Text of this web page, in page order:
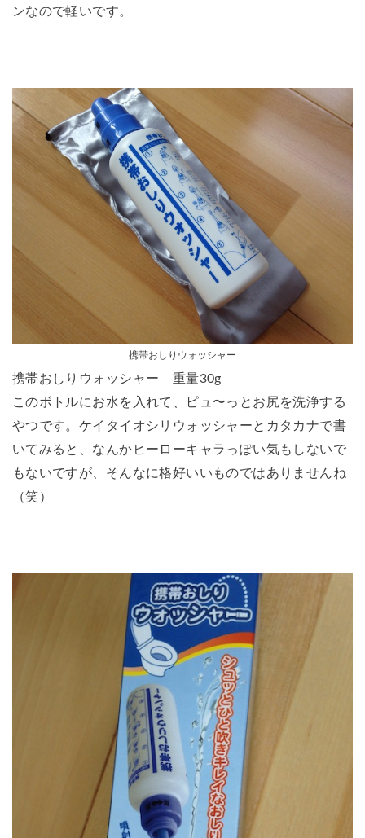
ンなので軽いです。
携帯おしりウォッシャー
携帯おしりウォッシャー 重量30g
このボトルにお水を入れて、ピュ〜っとお尻を洗浄する
やつです。ケイタイオシリウォッシャーとカタカナで書
いてみると、なんかヒーローキャラっぽい気もしないで
もないですが、そんなに格好いいものではありませんね
（笑）